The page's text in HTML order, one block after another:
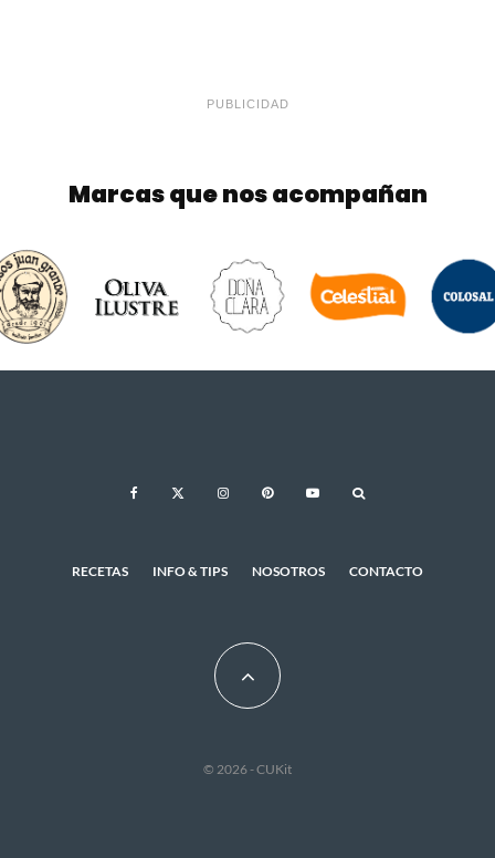
PUBLICIDAD
Marcas que nos acompañan
RECETAS INFO & TIPS NOSOTROS CONTACTO
© 2026 - CUKit